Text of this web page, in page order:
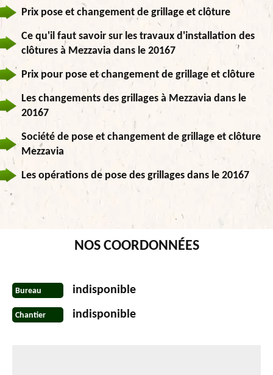
Prix pose et changement de grillage et clôture
Ce qu'il faut savoir sur les travaux d'installation des
clôtures à Mezzavia dans le 20167
Prix pour pose et changement de grillage et clôture
Les changements des grillages à Mezzavia dans le
20167
Société de pose et changement de grillage et clôture
Mezzavia
Les opérations de pose des grillages dans le 20167
NOS COORDONNÉES
Bureau indisponible
Chantier indisponible